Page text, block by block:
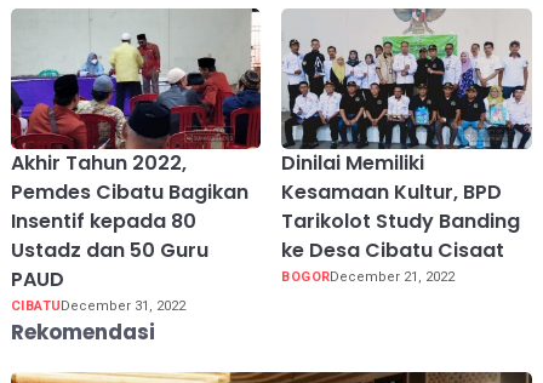
Akhir Tahun 2022,
Pemdes Cibatu Bagikan
Insentif kepada 80
Ustadz dan 50 Guru
PAUD
CIBATU December 31, 2022
Dinilai Memiliki
Kesamaan Kultur, BPD
Tarikolot Study Banding
ke Desa Cibatu Cisaat
BOGORDecember 21, 2022
Rekomendasi